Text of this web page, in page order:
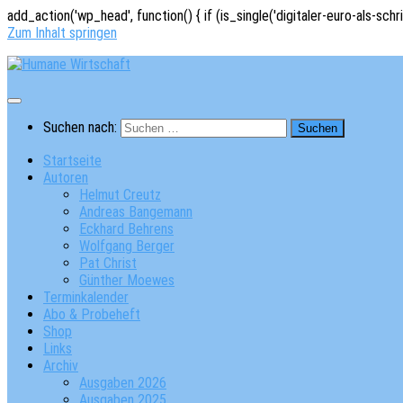
add_action('wp_head', function() { if (is_single('digitaler-euro-als-
Zum Inhalt springen
Suchen nach:
Startseite
Autoren
Helmut Creutz
Andreas Bangemann
Eckhard Behrens
Wolfgang Berger
Pat Christ
Günther Moewes
Terminkalender
Abo & Probeheft
Shop
Links
Archiv
Ausgaben 2026